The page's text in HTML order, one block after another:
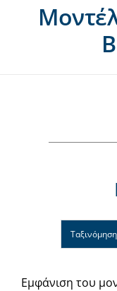
Υπηρεσίες
Εμφάνιση του